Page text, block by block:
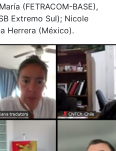
(FETRACOM-BASE),
Extremo Sul); Nicole
Herrera (México).